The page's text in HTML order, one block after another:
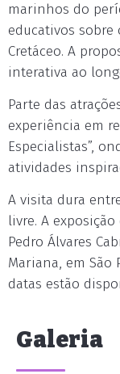
marinhos do
educativos sobre
Cretáceo. A
interativa ao
Parte das
experiência em
Especialistas”,
atividades
A visita dura
livre. A
Pedro Álvares
Mariana, em São
datas estão
Galeria